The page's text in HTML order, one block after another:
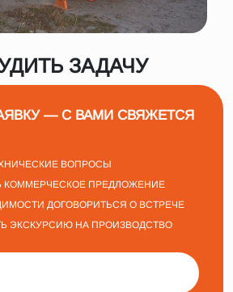
ЗАДАЧУ
— С ВАМИ СВЯЖЕТСЯ
ВОПРОСЫ
КОММЕРЧЕСКОЕ ПРЕДЛОЖЕНИЕ
ДОГОВОРИТЬСЯ О ВСТРЕЧЕ
ЭКСКУРСИЮ НА ПРОИЗВОДСТВО